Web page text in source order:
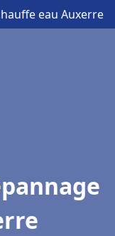
eau Auxerre